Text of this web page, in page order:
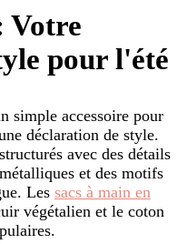
Votre
pour l'été
simple accessoire pour
déclaration de style.
avec des détails
et des motifs
Les sacs à main en
végétalien et le coton